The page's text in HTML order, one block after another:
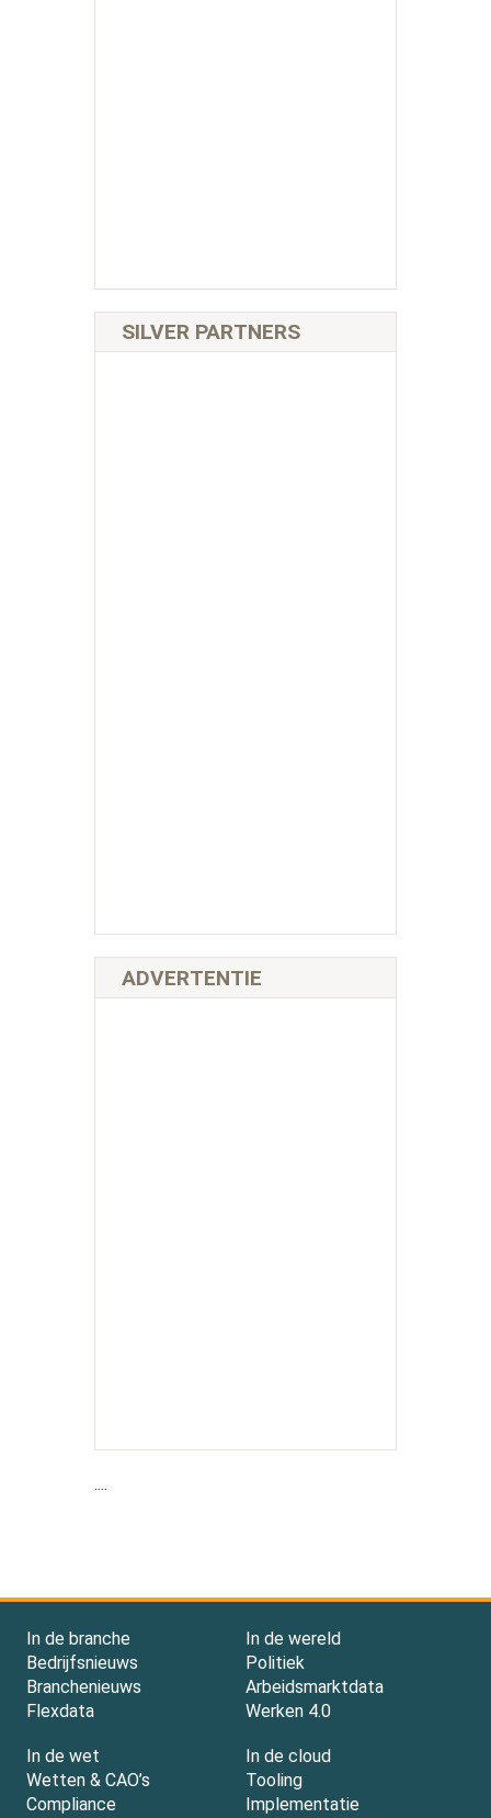
SILVER PARTNERS
ADVERTENTIE
....
In de branche
Bedrijfsnieuws
Branchenieuws
Flexdata
In de wereld
Politiek
Arbeidsmarktdata
Werken 4.0
In de wet
Wetten & CAO’s
Compliance
In de cloud
Tooling
Implementatie